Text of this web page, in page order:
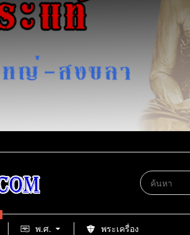
พ.ศ. พระเครื่อง